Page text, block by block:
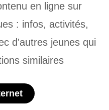
en ligne sur
: infos, activités,
d'autres jeunes qui
similaires